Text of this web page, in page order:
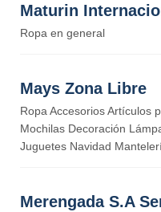
Maturin
Ropa en general
Mays Zona Libre
Ropa Accesorios Artículos
Mochilas Decoración
Juguetes Navidad
Merengada S.A